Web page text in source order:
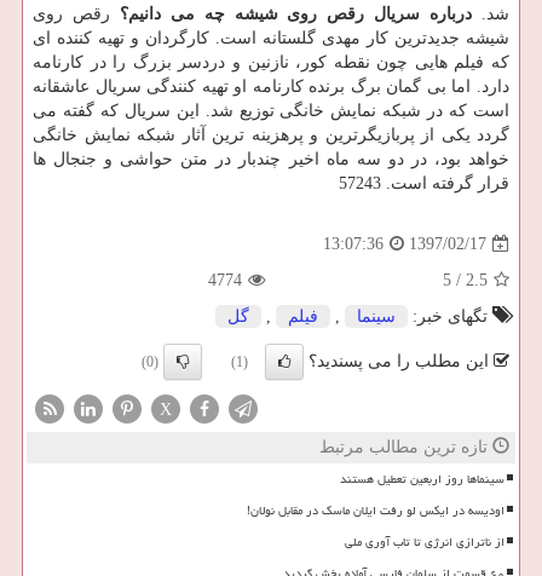
شد. درباره سریال رقص روی شیشه چه می دانیم؟ رقص روی
شیشه جدیدترین كار مهدی گلستانه است. كارگردان و تهیه كننده ای
كه فیلم هایی چون نقطه كور، نازنین و دردسر بزرگ را در كارنامه
دارد. اما بی گمان برگ برنده كارنامه او تهیه كنندگی سریال عاشقانه
است كه در شبكه نمایش خانگی توزیع شد. این سریال كه گفته می
گردد یكی از پربازیگرترین و پرهزینه ترین آثار شبكه نمایش خانگی
خواهد بود، در دو سه ماه اخیر چندبار در متن حواشی و جنجال ها
قرار گرفته است. 57243
1397/02/17
13:07:36
2.5
/
5
4774
تگهای خبر:
سینما , فیلم , گل
این مطلب را می پسندید؟ (1)
(0)
X
تازه ترین مطالب مرتبط
سینماها روز اربعین تعطیل هستند
اودیسه در ایکس لو رفت ایلان ماسک در مقابل نولان!
از ناترازی انرژی تا تاب آوری ملی